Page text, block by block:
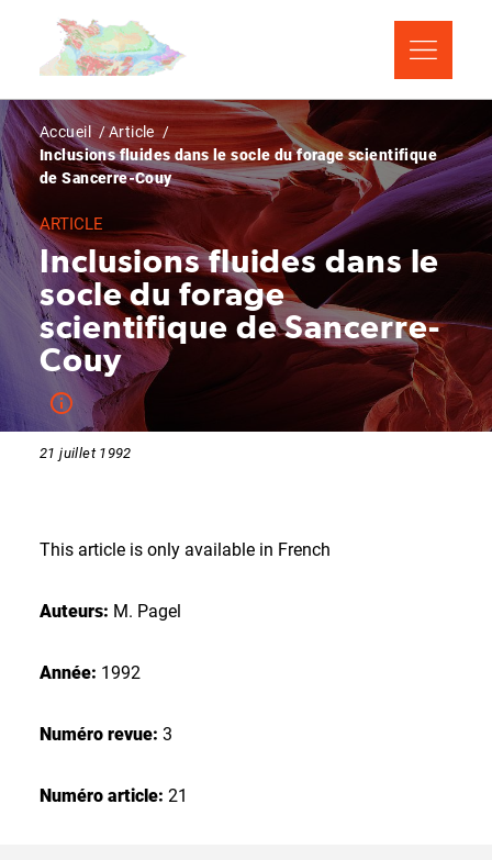
contenu
Fil
d'Ariane
Accueil
Article
Inclusions fluides dans le socle du forage scientifique
de Sancerre-Couy
ARTICLE
Inclusions fluides dans le
socle du forage
scientifique de Sancerre-
Couy
21 juillet 1992
This article is only available in French
Auteurs: M. Pagel
Année: 1992
Numéro revue: 3
Numéro article: 21